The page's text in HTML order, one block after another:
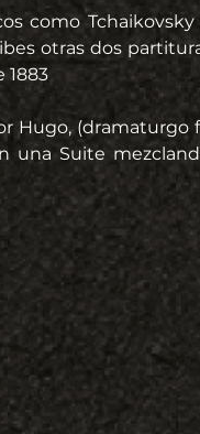
como Tchaikovsky
otras dos
1883
Hugo, (dramaturgo
una Suite